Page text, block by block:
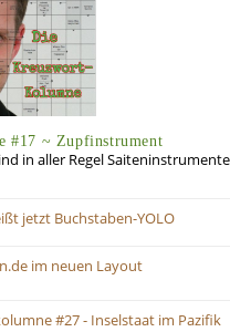
#17 ~ Zupfinstrument
in aller Regel
jetzt Buchstaben-YOLO
im neuen Layout
#27 - Inselstaat im Pazifik